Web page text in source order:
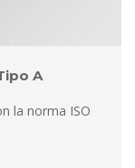
A
la norma ISO